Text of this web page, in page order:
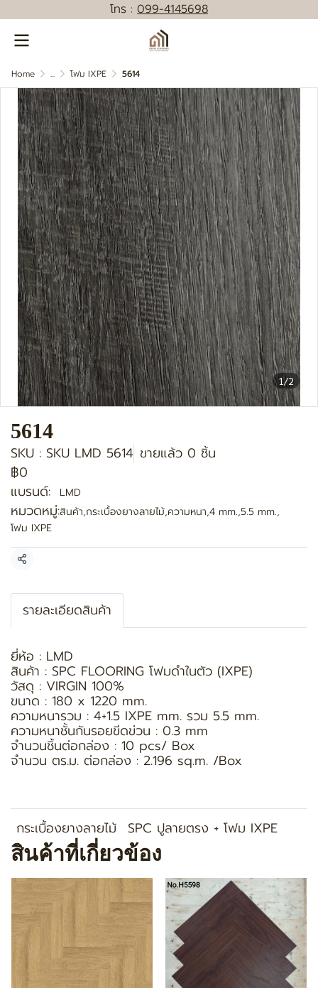
โทร : 099-4145698
Home ... โฟม IXPE 5614
1/2
5614
SKU : SKU LMD 5614 ขายแล้ว 0 ชิ้น
฿0
แบรนด์:
LMD
หมวดหมู่:สินค้า,กระเบื้องยางลายไม้,ความหนา,4 mm.,5.5 mm.,
โฟม IXPE
แชร์
รายละเอียดสินค้า
ยี่ห้อ : LMD
สินค้า : SPC FLOORING โฟมดำในตัว (IXPE)
วัสดุ : VIRGIN 100%
ขนาด : 180 x 1220 mm.
ความหนารวม : 4+1.5 IXPE mm. รวม 5.5 mm.
ความหนาชั้นกันรอยขีดข่วน : 0.3 mm
จำนวนชิ้นต่อกล่อง : 10 pcs/ Box
จำนวน ตร.ม. ต่อกล่อง : 2.196 sq.m. /Box
กระเบื้องยางลายไม้ SPC ปูลายตรง + โฟม IXPE
สินค้าที่เกี่ยวข้อง